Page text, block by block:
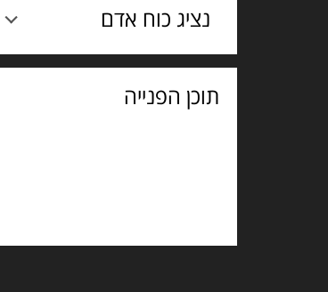
נציג כוח אדם
תוכן